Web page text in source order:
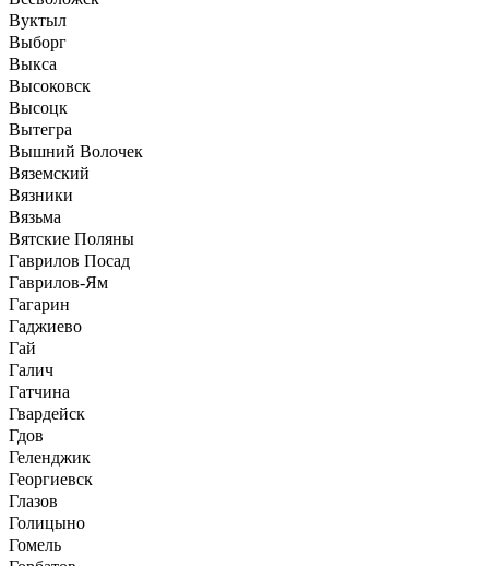
Вуктыл
Выборг
Выкса
Высоковск
Высоцк
Вытегра
Вышний Волочек
Вяземский
Вязники
Вязьма
Вятские Поляны
Гаврилов Посад
Гаврилов-Ям
Гагарин
Гаджиево
Гай
Галич
Гатчина
Гвардейск
Гдов
Геленджик
Георгиевск
Глазов
Голицыно
Гомель